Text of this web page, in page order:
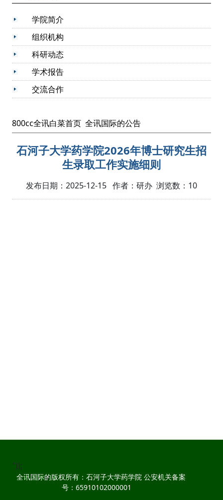
学院简介
组织机构
科研动态
学术报告
交流合作
800cc全讯白菜首页 全讯国际的公告
石河子大学药学院2026年博士研究生招
生录取工作实施细则
发布日期：2025-12-15 作者：研办 浏览数： 10
"));
全讯国际的版权所有：石河子大学药学院 公安机关备案
号：65910102000001